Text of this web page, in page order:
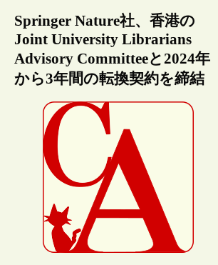
Springer Nature社、香港の
Joint University Librarians
Advisory Committeeと2024年
から3年間の転換契約を締結